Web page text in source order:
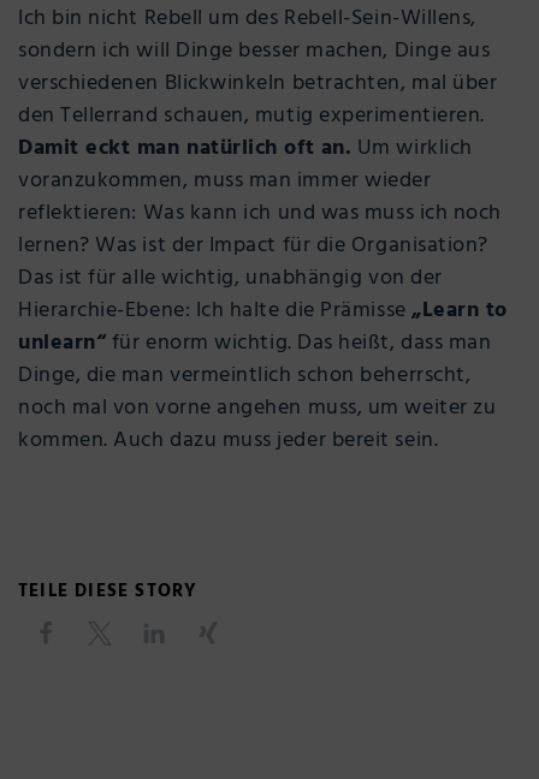
Ich bin nicht Rebell um des Rebell-Sein-Willens,
sondern ich will Dinge besser machen, Dinge aus
verschiedenen Blickwinkeln betrachten, mal über
den Tellerrand schauen, mutig experimentieren.
Damit eckt man natürlich oft an. Um wirklich
voranzukommen, muss man immer wieder
reflektieren: Was kann ich und was muss ich noch
lernen? Was ist der Impact für die Organisation?
Das ist für alle wichtig, unabhängig von der
Hierarchie-Ebene: Ich halte die Prämisse„Learn to
unlearn“für enorm wichtig. Das heißt, dass man
Dinge, die man vermeintlich schon beherrscht,
noch mal von vorne angehen muss, um weiter zu
kommen. Auch dazu muss jeder bereit sein.
TEILE DIESE STORY